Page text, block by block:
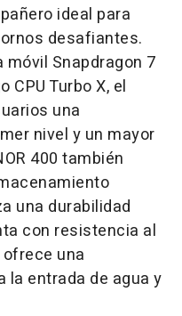
ideal para
desafiantes.
Snapdragon 7
CPU Turbo X, el
una
nivel y un mayor
400 también
una durabilidad
con resistencia al
una
entrada de agua y